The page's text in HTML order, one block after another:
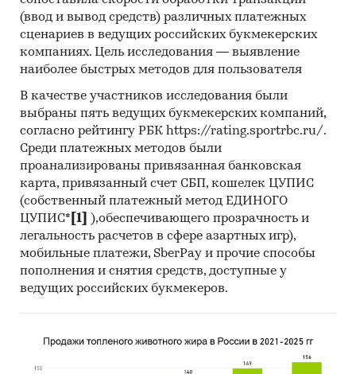
исследование). В общем виде целью
кабинетного исследования является
проанализировать ситуацию на рынке
волоконных непрерывных лазеров и получить
(рассчитать) показатели, характеризующие его
состояние в настоящее время и в будущем.
Источники получения информации
Базы данных Федеральной Таможенной
службы РФ, ФСГС РФ (Росстат).
Материалы DataMonitor, EuroMonitor,
Eurostat.
Печатные и электронные деловые и
специализированные издания,
(ввод и вывод средств) различных платежных
сценариев в ведущих российских букмекерских
компаниях. Цель исследования — выявление
наиболее быстрых методов для пользователя
В качестве участников исследования были
выбраны пять ведущих букмекерских компаний,
согласно рейтингу РБК https://rating.sportrbc.ru/.
Среди платежных методов были
проанализированы привязанная банковская
карта, привязанный счет СБП, кошелек ЦУПИС
(собственный платежный метод ЕДИНОГО
ЦУПИС* [1]
),обеспечивающего прозрачность и
легальность расчетов в сфере азартных игр),
мобильные платежи, SberPay и прочие способы
пополнения и снятия средств, доступные у
ведущих российских букмекеров.